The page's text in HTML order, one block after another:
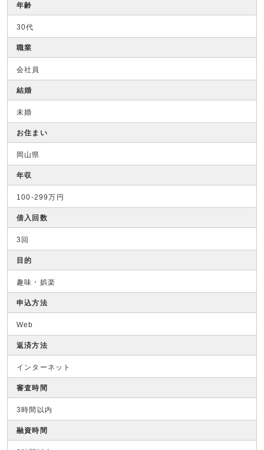
年齢
30代
職業
会社員
結婚
未婚
お住まい
岡山県
年収
100-299万円
借入回数
3回
目的
趣味・娯楽
申込方法
Web
返済方法
インターネット
審査時間
3時間以内
融資時間